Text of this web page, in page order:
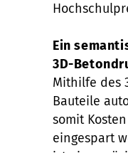
Ein
3D-
Mithilfe des
Bauteile
somit
eingespart